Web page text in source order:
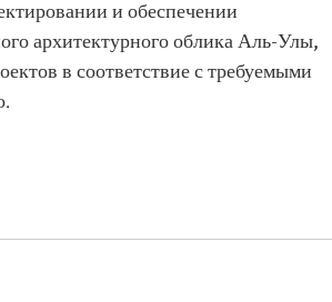
и обеспечении
архитектурного облика Аль-Улы,
в соответствие с требуемыми